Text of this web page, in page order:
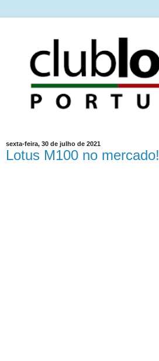
sexta-feira, 30 de julho de 2021
Lotus M100 no mercado!